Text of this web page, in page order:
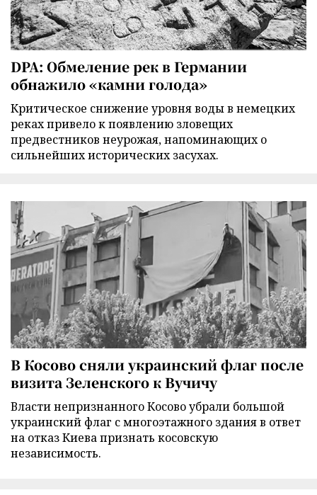
DPA: Обмеление рек в Германии
обнажило «камни голода»
Критическое снижение уровня воды в немецких
реках привело к появлению зловещих
предвестников неурожая, напоминающих о
сильнейших исторических засухах.
В Косово сняли украинский флаг после
визита Зеленского к Вучичу
Власти непризнанного Косово убрали большой
украинский флаг с многоэтажного здания в ответ
на отказ Киева признать косовскую
независимость.